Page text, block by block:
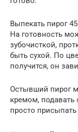
Выпекать пирог
На готовность
зубочисткой,
быть сухой. По
получится, он
Остывший пирог
кремом,
просто